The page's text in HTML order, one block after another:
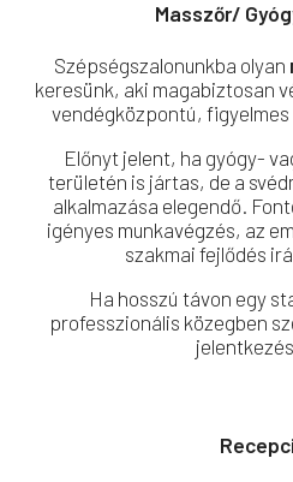
Masszőr/
Szépségszalonunkba olyan
keresünk, aki magabiztosan
vendégközpontú, figyelmes
Előnyt jelent, ha gyógy-
területén is jártas, de a
alkalmazása elegendő.
igényes munkavégzés, az
szakmai fejlődés
Ha hosszú távon egy
professzionális közegben